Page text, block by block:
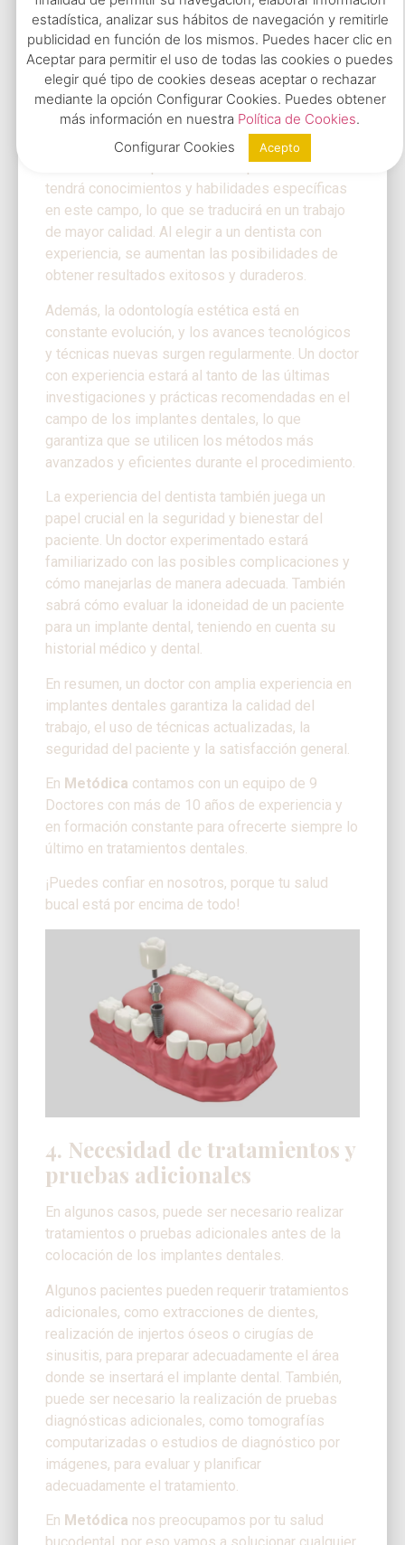
conocimientos del dentista
Es importante tener en cuenta la experiencia y
conocimientos del dentista antes de decidirse
por una clínica dental u otra para hacerse un
Un doctor con experiencia en implantes dentales
tendrá conocimientos y habilidades específicas
en este campo, lo que se traducirá en un trabajo
de mayor calidad. Al elegir a un dentista con
experiencia, se aumentan las posibilidades de
obtener resultados exitosos y duraderos.
Además, la odontología estética está en
constante evolución, y los avances tecnológicos
y técnicas nuevas surgen regularmente. Un doctor
con experiencia estará al tanto de las últimas
investigaciones y prácticas recomendadas en el
campo de los implantes dentales, lo que
garantiza que se utilicen los métodos más
avanzados y eficientes durante el procedimiento.
La experiencia del dentista también juega un
papel crucial en la seguridad y bienestar del
paciente. Un doctor experimentado estará
familiarizado con las posibles complicaciones y
cómo manejarlas de manera adecuada. También
sabrá cómo evaluar la idoneidad de un paciente
para un implante dental, teniendo en cuenta su
historial médico y dental.
En resumen, un doctor con amplia experiencia en
implantes dentales garantiza la calidad del
trabajo, el uso de técnicas actualizadas, la
seguridad del paciente y la satisfacción general.
En Metódica contamos con un equipo de 9
Doctores con más de 10 años de experiencia y
en formación constante para ofrecerte siempre lo
último en tratamientos dentales.
¡Puedes confiar en nosotros, porque tu salud
bucal está por encima de todo!
4. Necesidad de tratamientos y
pruebas adicionales
En algunos casos, puede ser necesario realizar
tratamientos o pruebas adicionales antes de la
colocación de los implantes dentales.
Algunos pacientes pueden requerir tratamientos
adicionales, como extracciones de dientes,
realización de injertos óseos o cirugías de
sinusitis, para preparar adecuadamente el área
donde se insertará el implante dental. También,
puede ser necesario la realización de pruebas
diagnósticas adicionales, como tomografías
computarizadas o estudios de diagnóstico por
imágenes, para evaluar y planificar
adecuadamente el tratamiento.
En Metódica nos preocupamos por tu salud
estadística, analizar sus hábitos de navegación y remitirle
publicidad en función de los mismos. Puedes hacer clic en
Aceptar para permitir el uso de todas las cookies o puedes
elegir qué tipo de cookies deseas aceptar o rechazar
mediante la opción Configurar Cookies. Puedes obtener
más información en nuestra Política de Cookies.
Configurar Cookies
Acepto